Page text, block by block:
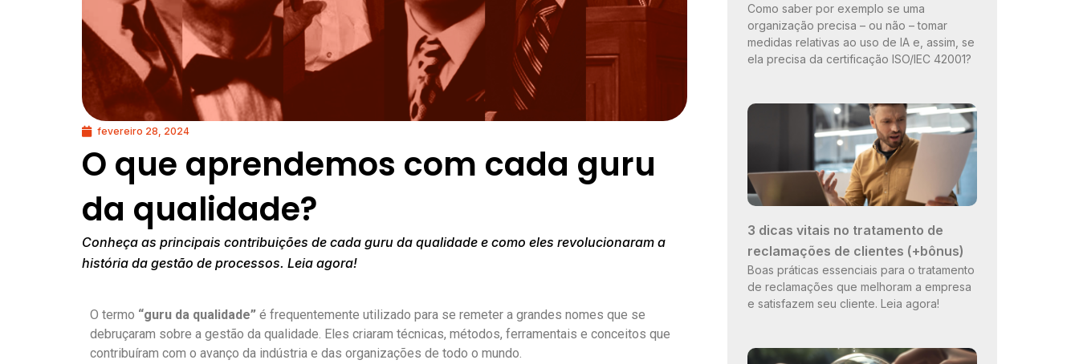
fevereiro 28, 2024
O que aprendemos com cada guru
da qualidade?
Conheça as principais contribuições de cada guru da qualidade e como eles revolucionaram a
história da gestão de processos. Leia agora!
O termo “guru da qualidade” é frequentemente utilizado para se remeter a grandes nomes que se
debruçaram sobre a gestão da qualidade. Eles criaram técnicas, métodos, ferramentais e conceitos que
contribuíram com o avanço da indústria e das organizações de todo o mundo.
Como saber por exemplo se uma
organização precisa – ou não – tomar
medidas relativas ao uso de IA e, assim, se
ela precisa da certificação ISO/IEC 42001?
3 dicas vitais no tratamento de
reclamações de clientes (+bônus)
Boas práticas essenciais para o tratamento
de reclamações que melhoram a empresa
e satisfazem seu cliente. Leia agora!